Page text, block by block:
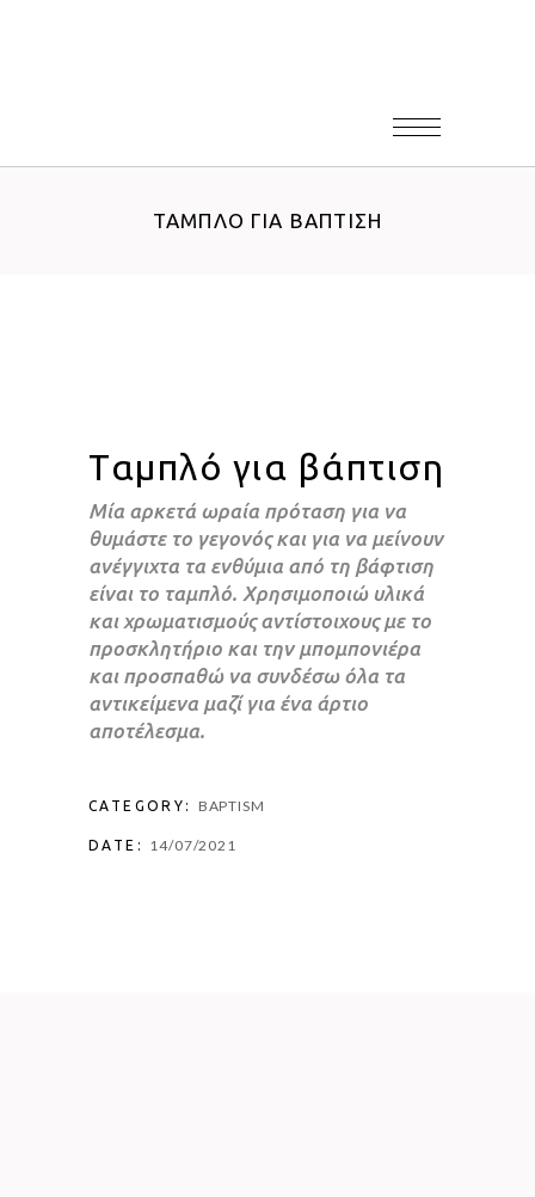
ΤΑΜΠΛΌ ΓΙΑ ΒΆΠΤΙΣΗ
Ταμπλό για βάπτιση
Μία αρκετά ωραία πρόταση για να
θυμάστε το γεγονός και για να μείνουν
ανέγγιχτα τα ενθύμια από τη βάφτιση
είναι το ταμπλό. Χρησιμοποιώ υλικά
και χρωματισμούς αντίστοιχους με το
προσκλητήριο και την μπομπονιέρα
και προσπαθώ να συνδέσω όλα τα
αντικείμενα μαζί για ένα άρτιο
αποτέλεσμα.
CATEGORY: BAPTISM
DATE: 14/07/2021